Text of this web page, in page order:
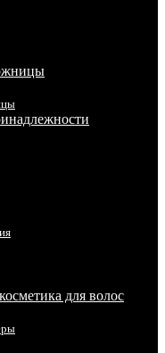
для волос